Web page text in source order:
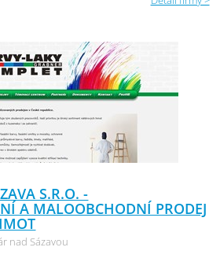
S.R.O. -
A MALOOBCHODNÍ PRODEJ
nad Sázavou